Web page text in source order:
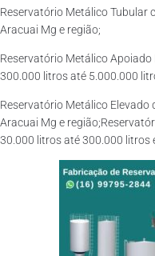
Reservatório Metálico Tubular
Aracuai Mg e região;
Reservatório Metálico
300.000 litros até 5.000.000
Reservatório Metálico
Aracuai Mg e
30.000 litros até 300.000 litros